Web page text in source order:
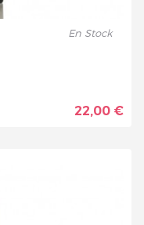
En Stock
22,00 €